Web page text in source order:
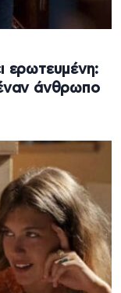
ερωτευμένη:
άνθρωπο